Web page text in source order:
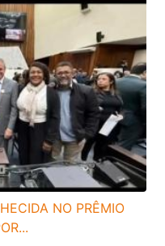
NO PRÊMIO